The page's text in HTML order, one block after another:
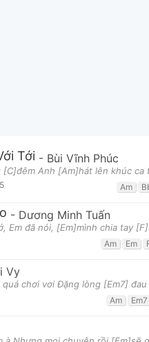
Tới - Bùi Vĩnh Phúc
Anh [Am]hát lên khúc
Am
- Dương Minh Tuấn
Em đã nói, [Em]mình chia tay
Am Em
Vy
chơi vơi Đặng lòng [Em7]
Am Em7